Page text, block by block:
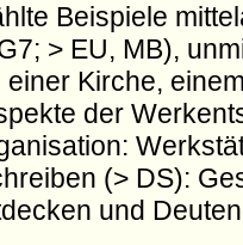
Beispiele
> EU, MB),
Kirche,
der
(> DS):
und